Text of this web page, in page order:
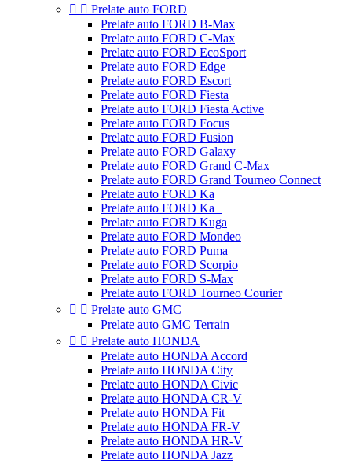
  Prelate auto FORD
Prelate auto FORD B-Max
Prelate auto FORD C-Max
Prelate auto FORD EcoSport
Prelate auto FORD Edge
Prelate auto FORD Escort
Prelate auto FORD Fiesta
Prelate auto FORD Fiesta Active
Prelate auto FORD Focus
Prelate auto FORD Fusion
Prelate auto FORD Galaxy
Prelate auto FORD Grand C-Max
Prelate auto FORD Grand Tourneo Connect
Prelate auto FORD Ka
Prelate auto FORD Ka+
Prelate auto FORD Kuga
Prelate auto FORD Mondeo
Prelate auto FORD Puma
Prelate auto FORD Scorpio
Prelate auto FORD S-Max
Prelate auto FORD Tourneo Courier
  Prelate auto GMC
Prelate auto GMC Terrain
  Prelate auto HONDA
Prelate auto HONDA Accord
Prelate auto HONDA City
Prelate auto HONDA Civic
Prelate auto HONDA CR-V
Prelate auto HONDA Fit
Prelate auto HONDA FR-V
Prelate auto HONDA HR-V
Prelate auto HONDA Jazz